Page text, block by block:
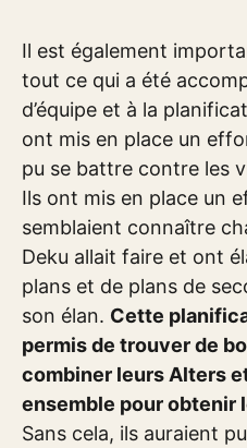
Il est également
tout ce qui a été
d’équipe et à la
ont mis en place un
pu se battre contre les
Ils ont mis en place un
semblaient connaître
Deku allait faire et ont
plans et de plans de
son élan. Cette
permis de trouver de
combiner leurs Alters
ensemble pour obtenir
Sans cela, ils auraient